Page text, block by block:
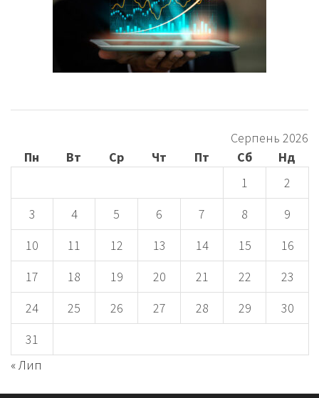
Серпень 2026
Пн
Вт Ср Чт Пт Сб
Нд
1
2
3
4 5 6 7 8
9
10
11 12 13 14 15
16
17
18 19 20 21 22
23
24
25 26 27 28 29
30
31
« Лип